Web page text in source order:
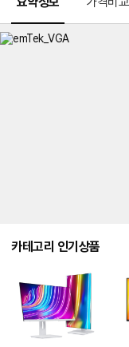
카테고리 인기상품